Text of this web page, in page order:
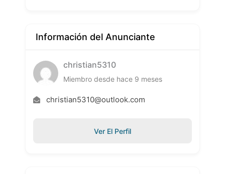
Información del Anunciante
christian5310
Miembro desde hace 9 meses
christian5310@outlook.com
Ver El Perfil